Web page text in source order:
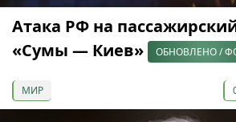
Атака РФ на
«Сумы — Киев»
ОБНОВЛЕНО /
МИР